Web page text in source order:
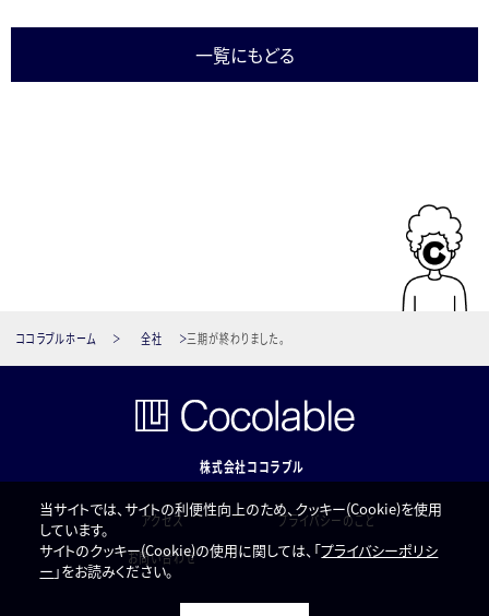
一覧にもどる
ココラブルホーム 全社 三期が終わりました。
株式会社ココラブル
アクセス
プライバシーのこと
お問い合わせ
当サイトでは、サイトの利便性向上のため、クッキー(Cookie)を使用
しています。
サイトのクッキー(Cookie)の使用に関しては、「プライバシーポリシ
ー 」をお読みください。